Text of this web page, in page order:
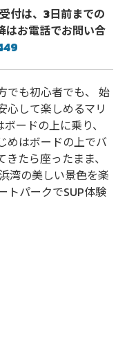
付は、3日前までの
はお電話でお問い合
でも初心者でも、 始
心して楽しめるマリ
ードの上に乗り、
めはボードの上でバ
たら座ったまま、
湾の美しい景色を楽
トパークでSUP体験